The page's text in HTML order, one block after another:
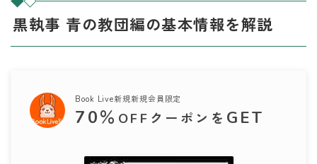
黒執事 青の教団編の基本情報を解説
Book Live新規新規会員限定
70％ OFFクーポンを GET